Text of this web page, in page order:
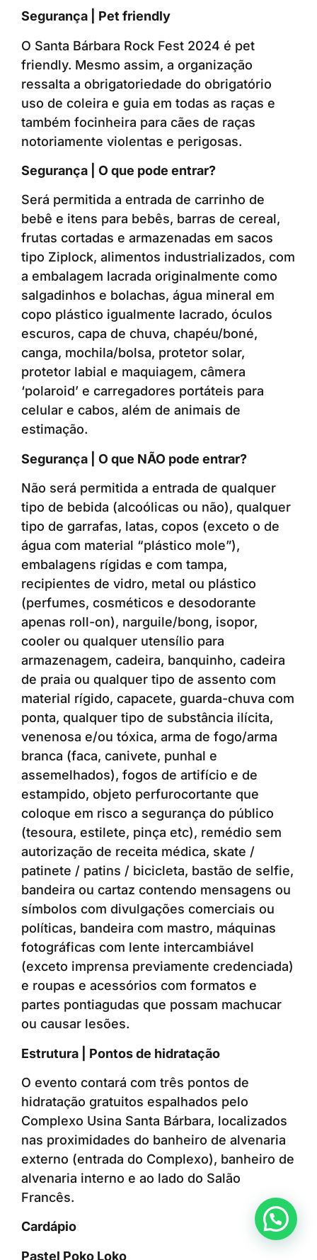
Segurança | Pet friendly
O Santa Bárbara Rock Fest 2024 é pet
friendly. Mesmo assim, a organização
ressalta a obrigatoriedade do obrigatório
uso de coleira e guia em todas as raças e
também focinheira para cães de raças
notoriamente violentas e perigosas.
Segurança | O que pode entrar?
Será permitida a entrada de carrinho de
bebê e itens para bebês, barras de cereal,
frutas cortadas e armazenadas em sacos
tipo Ziplock, alimentos industrializados, com
a embalagem lacrada originalmente como
salgadinhos e bolachas, água mineral em
copo plástico igualmente lacrado, óculos
escuros, capa de chuva, chapéu/boné,
canga, mochila/bolsa, protetor solar,
protetor labial e maquiagem, câmera
‘polaroid’ e carregadores portáteis para
celular e cabos, além de animais de
estimação.
Segurança | O que NÃO pode entrar?
Não será permitida a entrada de qualquer
tipo de bebida (alcoólicas ou não), qualquer
tipo de garrafas, latas, copos (exceto o de
água com material “plástico mole”),
embalagens rígidas e com tampa,
recipientes de vidro, metal ou plástico
(perfumes, cosméticos e desodorante
apenas roll-on), narguile/bong, isopor,
cooler ou qualquer utensílio para
armazenagem, cadeira, banquinho, cadeira
de praia ou qualquer tipo de assento com
material rígido, capacete, guarda-chuva com
ponta, qualquer tipo de substância ilícita,
venenosa e/ou tóxica, arma de fogo/arma
branca (faca, canivete, punhal e
assemelhados), fogos de artifício e de
estampido, objeto perfurocortante que
coloque em risco a segurança do público
(tesoura, estilete, pinça etc), remédio sem
autorização de receita médica, skate /
patinete / patins / bicicleta, bastão de selfie,
bandeira ou cartaz contendo mensagens ou
símbolos com divulgações comerciais ou
políticas, bandeira com mastro, máquinas
fotográficas com lente intercambiável
(exceto imprensa previamente credenciada)
e roupas e acessórios com formatos e
partes pontiagudas que possam machucar
ou causar lesões.
Estrutura | Pontos de hidratação
O evento contará com três pontos de
hidratação gratuitos espalhados pelo
Complexo Usina Santa Bárbara, localizados
nas proximidades do banheiro de alvenaria
externo (entrada do Complexo), banheiro de
alvenaria interno e ao lado do Salão
Francês.
Cardápio
Pastel Poko Loko